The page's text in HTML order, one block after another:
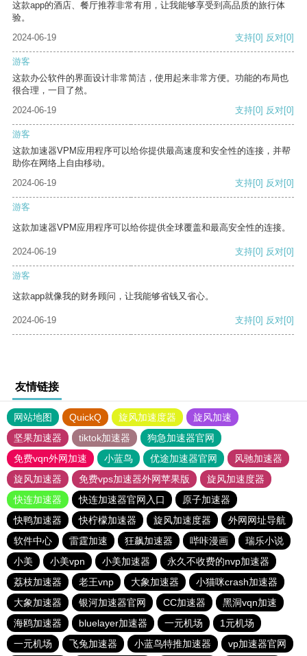
这款app的酒店、餐厅推荐非常有用，让我能够享受到高品质的旅行体
验。
2024-06-19
支持[0] 反对[0]
游客
这款办公软件的界面设计非常简洁，使用起来非常方便。功能的布局也
很合理，一目了然。
2024-06-19
支持[0] 反对[0]
游客
这款加速器VPM应用程序可以给你提供最高速度和安全性的连接，并帮
助你在网络上自由移动。
2024-06-19
支持[0] 反对[0]
游客
这款加速器VPM应用程序可以给你提供全球覆盖和最高安全性的连接。
2024-06-19 支持[0] 反对[0]
游客
这款app就像我的财务顾问，让我能够省钱又省心。
2024-06-19 支持[0] 反对[0]
友情链接
网站地图 QuickQ 旋风加速度器
旋风加速
坚果加速器
tiktok加速器
狗急加速器官网
免费vqn外网加速
小蓝鸟 优途加速器官网
风驰加速器
旋风加速器
免费vps加速器外网苹果版
旋风加速度器
快连加速器
快连加速器官网入口
原子加速器
快鸭加速器
快柠檬加速器 旋风加速度器
外网网址导航
软件中心
雷霆加速 狂飙加速器 哔咔漫画
瑞乐小说
小美
小美vpn 小美加速器
永久不收费的nvp加速器
荔枝加速器
老王vnp 大象加速器
小猫咪crash加速器
大象加速器
银河加速器官网 CC加速器
黑洞vqn加速
海鸥加速器
bluelayer加速器 一元机场
1元机场
一元机场
飞兔加速器 小蓝鸟特推加速器 vp加速器官网